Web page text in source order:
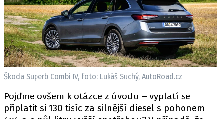
Škoda Superb Combi IV, foto: Lukáš Suchý, AutoRoad.cz
Pojďme ovšem k otázce z úvodu – vyplatí se
připlatit si 130 tisíc za silnější diesel s pohonem